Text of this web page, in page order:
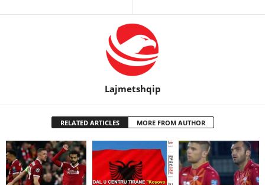
Lajmetshqip
RELATED ARTICLES MORE FROM AUTHOR